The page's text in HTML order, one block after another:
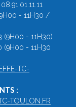
08.91.01.11.11
- 11H30 /
(9H00 - 11H30)
(9H00 - 11H30
TC-
:
TOULON.FR